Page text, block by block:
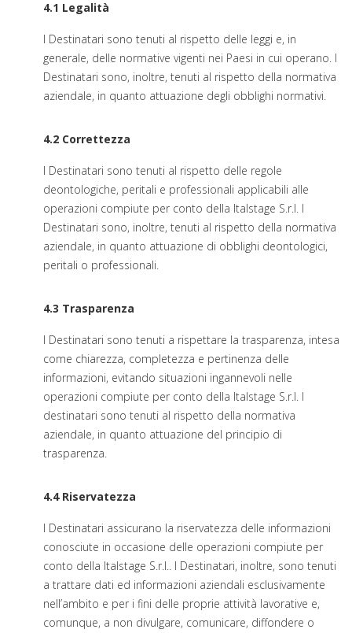
4.1 Legalità
I Destinatari sono tenuti al rispetto delle leggi e, in
generale, delle normative vigenti nei Paesi in cui operano. I
Destinatari sono, inoltre, tenuti al rispetto della normativa
aziendale, in quanto attuazione degli obblighi normativi.
4.2 Correttezza
I Destinatari sono tenuti al rispetto delle regole
deontologiche, peritali e professionali applicabili alle
operazioni compiute per conto della Italstage S.r.l. I
Destinatari sono, inoltre, tenuti al rispetto della normativa
aziendale, in quanto attuazione di obblighi deontologici,
peritali o professionali.
4.3 Trasparenza
I Destinatari sono tenuti a rispettare la trasparenza, intesa
come chiarezza, completezza e pertinenza delle
informazioni, evitando situazioni ingannevoli nelle
operazioni compiute per conto della Italstage S.r.l. I
destinatari sono tenuti al rispetto della normativa
aziendale, in quanto attuazione del principio di
trasparenza.
4.4 Riservatezza
I Destinatari assicurano la riservatezza delle informazioni
conosciute in occasione delle operazioni compiute per
conto della Italstage S.r.l.. I Destinatari, inoltre, sono tenuti
a trattare dati ed informazioni aziendali esclusivamente
nell’ambito e per i fini delle proprie attività lavorative e,
comunque, a non divulgare, comunicare, diffondere o